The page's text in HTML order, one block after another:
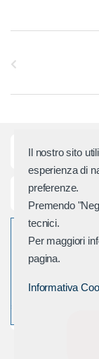
M
Categorie
Assistenza e
Il nostro sito
esperienza di
preferenze.
Premendo
tecnici.
Per maggiori
pagina.
Informativa